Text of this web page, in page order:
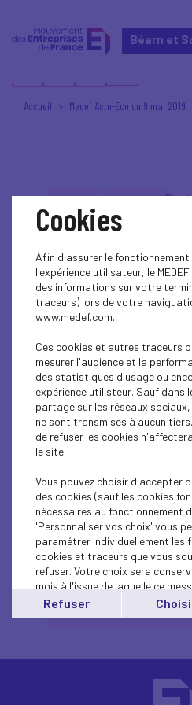
Béarn et
Accueil Medef Actu-Eco du 9 mai 2019
Medef
mai 2019
Au programme
L’incontournable…
l’économie
Le graphique de la
française au premier
dynamique maintenue
Focus sur… Pas de
quinquennat
Les brèves…
Prévisions
Medef Actu-Eco du 9
Télécharger l’article
Cookies
Afin d'assurer le
l'expérience utilisateur, le
des informations sur votre
traceurs) lors de votre
www.medef.com.
Ces cookies et autres traceurs
mesurer l'audience et la
des statistiques d'usage ou
expérience utilisteur. Sauf dans
partage sur les réseaux
ne sont transmises à aucun
de refuser les cookies
le site.
Vous pouvez choisir d'accepter
des cookies (sauf les cookies
nécessaires au fonctionnement
'Personnaliser vos choix' vous
paramétrer individuellement
cookies et traceurs que vous
refuser. Votre choix sera
mois à l'issue de laquelle ce
affiché..
Vous pouvez modifier votre
Refuser